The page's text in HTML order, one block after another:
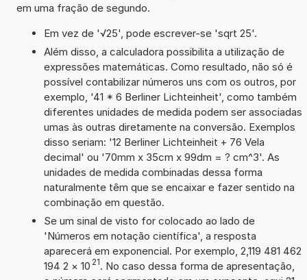
em uma fração de segundo.
Em vez de '√25', pode escrever-se 'sqrt 25'.
Além disso, a calculadora possibilita a utilização de
expressões matemáticas. Como resultado, não só é
possível contabilizar números uns com os outros, por
exemplo, '41 * 6 Berliner Lichteinheit', como também
diferentes unidades de medida podem ser associadas
umas às outras diretamente na conversão. Exemplos
disso seriam: '12 Berliner Lichteinheit + 76 Vela
decimal' ou '70mm x 35cm x 99dm = ? cm^3'. As
unidades de medida combinadas dessa forma
naturalmente têm que se encaixar e fazer sentido na
combinação em questão.
Se um sinal de visto for colocado ao lado de
'Números em notação científica', a resposta
aparecerá em exponencial. Por exemplo, 2,119 481 462
194 2 × 10 21. No caso dessa forma de apresentação,